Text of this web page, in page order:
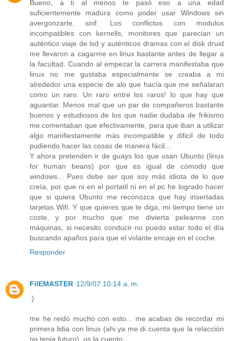
Bueno, a ti al menos te pasó eso a una edad
suficientemente madura como poder usar Windows sin
avergonzarte, snif. Los conflictos con modulos
incompatibles con kernells, monitores que parecian un
auténtico viaje de lsd y auténticos dramas con el disk druid
me llevaron a cagarme en linux bastante antes de llegar a
la facultad. Cuando al empezar la carrera manifestaba que
linux no me gustaba especialmente se creaba a mi
alrededor una especie de alo que hacía que me señalaran
como un raro. Un raro entre los raros! lo que hay que
aguantar. Menos mal que un par de compañeros bastante
buenos y estudiosos de los que nadie dudaba de frikismo
me comentaban que efectivamente, para que iban a utilizar
algo manifiestamente más incompatible y dificil de todo
pudiendo hacer las cosas de manera fácil...
Y ahora pretenden ir de guays los que usan Ubunto (linux
for human beans) por que es igual de cómodo que
windows... Pues debe ser que soy más idiota de lo que
creía, por que ni en el portatil ni en el pc he logrado hacer
que si quiera Ubunto me reconozca que hay insertadas
tarjetas Wifi. Y que quieres que te diga, mi tiempo tiene un
coste, y por mucho que me divierta pelearme con
máquinas, si necesito conducir no puedo estar todo el día
buscando apaños para que el volante encaje en el coche.
Responder
FilEMASTER 12/9/07 10:14 a. m.
:)
me he reido mucho con esto... me acabas de recordar mi
primera lidia con linux (ahi ya me di cuenta que la relacción
no tenia futuro), os la cuento...